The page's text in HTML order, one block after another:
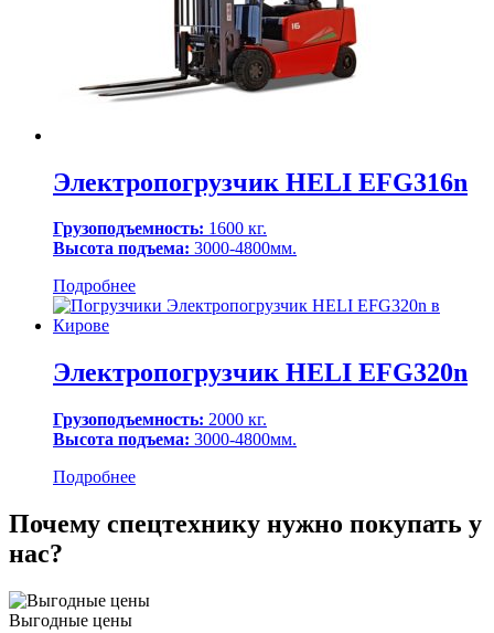
Электропогрузчик HELI EFG316n
Грузоподъемность: 1600 кг.
Высота подъема: 3000-4800мм.
Подробнее
Электропогрузчик HELI EFG320n
Грузоподъемность: 2000 кг.
Высота подъема: 3000-4800мм.
Подробнее
Почему спецтехнику нужно покупать у
нас?
Выгодные цены